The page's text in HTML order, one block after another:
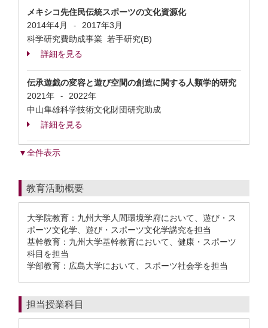
メキシコ先住民伝統スポーツの文化資源化
2014年4月
-
2017年3月
科学研究費助成事業 若手研究(B)
詳細を見る
伝承遊戯の変容と遊び空間の創造に関する人類学的研究
2021年
-
2022年
中山隼雄科学技術文化財団研究助成
詳細を見る
▼全件表示
教育活動概要
大学院教育：九州大学人間環境学府において、遊び・ス
ポーツ文化学、遊び・スポーツ文化学講究を担当
基幹教育：九州大学基幹教育において、健康・スポーツ
科目を担当
学部教育：広島大学において、スポーツ社会学を担当
担当授業科目